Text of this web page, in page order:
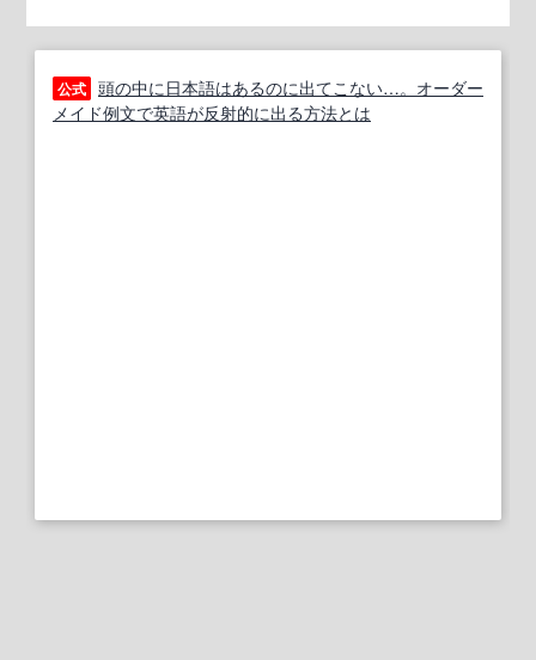
公式 頭の中に日本語はあるのに出てこない…。オーダー
メイド例文で英語が反射的に出る方法とは